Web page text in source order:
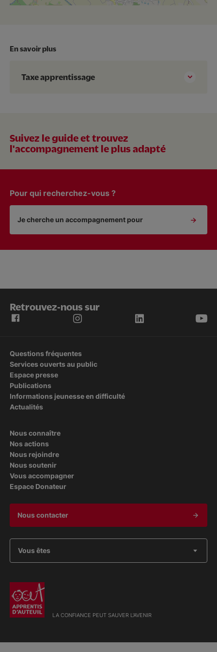
En savoir plus
Taxe apprentissage
Suivez le guide et trouvez
l'accompagnement le plus adapté
Pour qui recherchez-vous ?
Je cherche un accompagnement pour
Retrouvez-nous sur
Questions fréquentes
Services ouverts au public
Espace presse
Publications
Informations jeunesse en difficulté
Actualités
Nous connaître
Nos actions
Nous rejoindre
Nous soutenir
Vous accompagner
Espace Donateur
Nous contacter
Vous êtes
LA CONFIANCE PEUT SAUVER L'AVENIR